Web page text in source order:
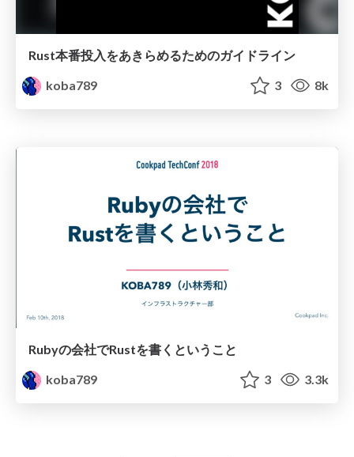
Rust本番投入をあきらめるためのガイドライン
koba789
3 8k
Rubyの会社でRustを書くということ
koba789
3 3.3k